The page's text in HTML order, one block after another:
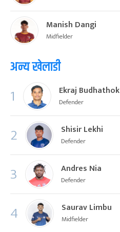
Manish Dangi
Midfielder
अन्य खेलाडी
1 Ekraj Budhathok
Defender
2 Shisir Lekhi
Defender
3 Andres Nia
Defender
4 Saurav Limbu
Midfielder